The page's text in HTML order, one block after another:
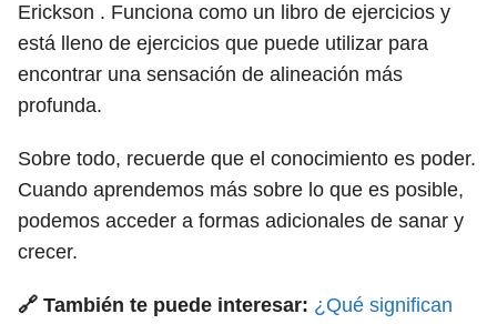
Erickson . Funciona como un libro de ejercicios y
está lleno de ejercicios que puede utilizar para
encontrar una sensación de alineación más
profunda.
Sobre todo, recuerde que el conocimiento es poder.
Cuando aprendemos más sobre lo que es posible,
podemos acceder a formas adicionales de sanar y
crecer.
🔗 También te puede interesar: ¿Qué significan